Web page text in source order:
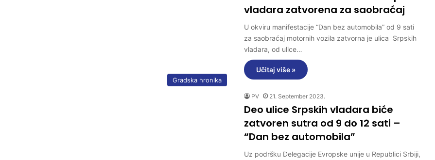
vladara zatvorena za saobraćaj
U okviru manifestacije “Dan bez automobila” od 9 sati
za saobraćaj motornih vozila zatvorna je ulica Srpskih
vladara, od ulice…
Učitaj više »
Gradska hronika
PV 21. September 2023.
Deo ulice Srpskih vladara biće
zatvoren sutra od 9 do 12 sati –
“Dan bez automobila”
Uz podršku Delegacije Evropske unije u Republici Srbiji,